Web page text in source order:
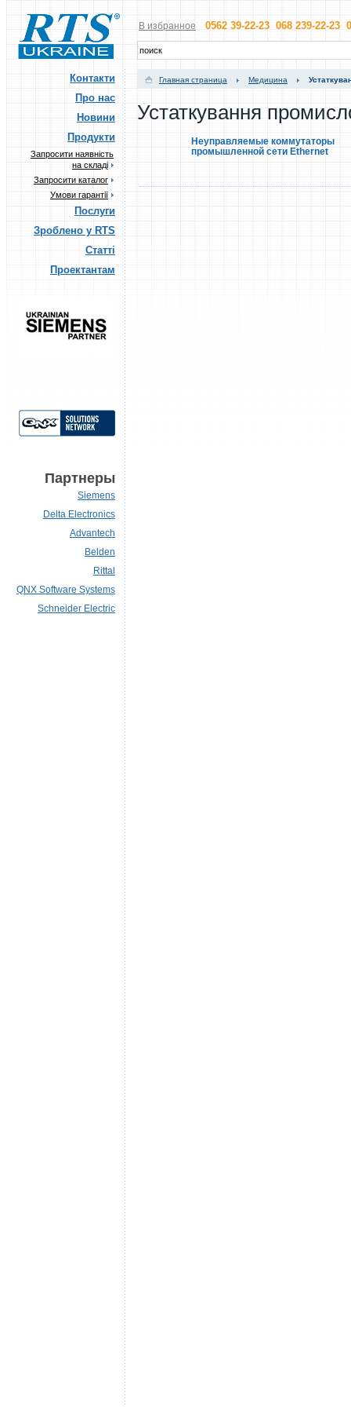
В избранное 0562 39-22-23 068 239-22-23
Контакти
Про нас
Новини
Продукти
Запросити наявність
на складі
Запросити каталог
Умови гарантії
Послуги
Зроблено у RTS
Статті
Проектантам
Партнеры
Siemens
Delta Electronics
Advantech
Belden
Rittal
QNX Software Systems
Schneider Electric
Главная страница Медицина
Устаткування
Неуправляемые коммутаторы
промышленной сети Ethernet